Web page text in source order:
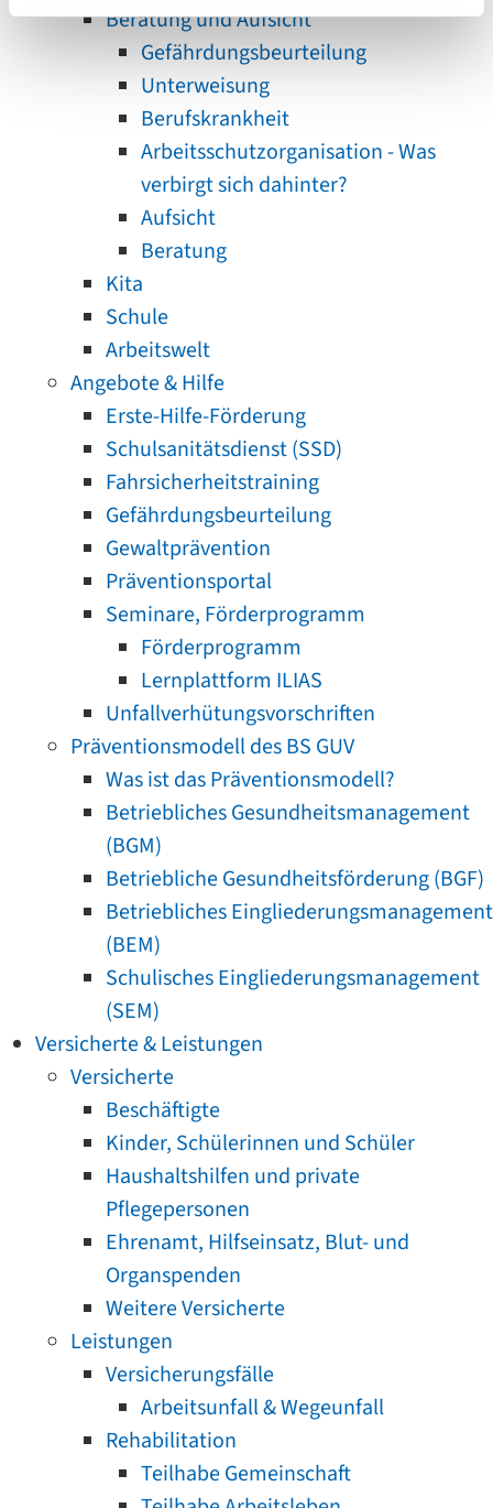
Beratung und Aufsicht
Gefährdungsbeurteilung
Unterweisung
Berufskrankheit
Arbeitsschutzorganisation - Was
verbirgt sich dahinter?
Aufsicht
Beratung
Kita
Schule
Arbeitswelt
Angebote & Hilfe
Erste-Hilfe-Förderung
Schulsanitätsdienst (SSD)
Fahrsicherheitstraining
Gefährdungsbeurteilung
Gewaltprävention
Präventionsportal
Seminare, Förderprogramm
Förderprogramm
Lernplattform ILIAS
Unfallverhütungsvorschriften
Präventionsmodell des BS GUV
Was ist das Präventionsmodell?
Betriebliches Gesundheitsmanagement
(BGM)
Betriebliche Gesundheitsförderung (BGF)
Betriebliches Eingliederungsmanagement
(BEM)
Schulisches Eingliederungsmanagement
(SEM)
Versicherte & Leistungen
Versicherte
Beschäftigte
Kinder, Schülerinnen und Schüler
Haushaltshilfen und private
Pflegepersonen
Ehrenamt, Hilfseinsatz, Blut- und
Organspenden
Weitere Versicherte
Leistungen
Versicherungsfälle
Arbeitsunfall & Wegeunfall
Rehabilitation
Teilhabe Gemeinschaft